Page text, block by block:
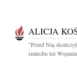
ALICJA
"Przed Nią
śmiechu też